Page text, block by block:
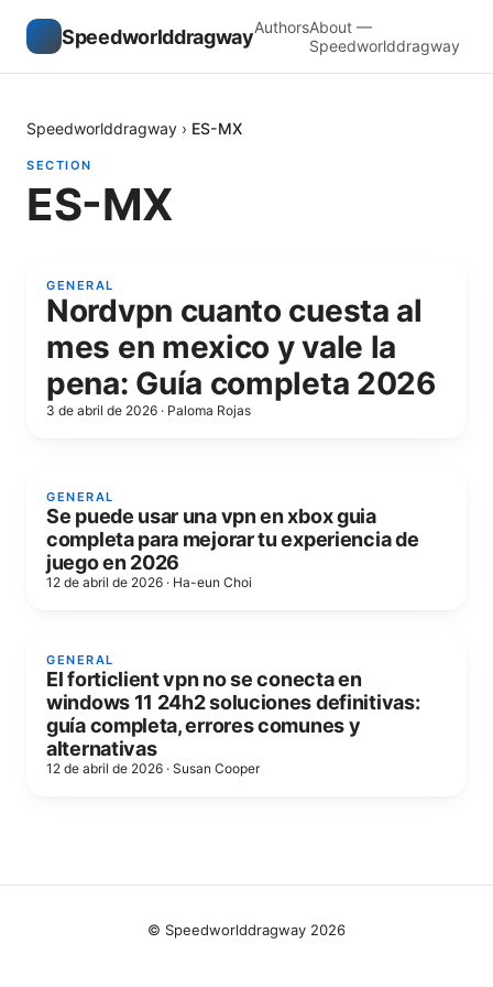
SpeedworlddragwayAuthorsAbout —
Speedworlddragway
Speedworlddragway › ES-MX
SECTION
ES-MX
GENERAL
Nordvpn cuanto cuesta al
mes en mexico y vale la
pena: Guía completa 2026
3 de abril de 2026 · Paloma Rojas
GENERAL
Se puede usar una vpn en xbox guia
completa para mejorar tu experiencia de
juego en 2026
12 de abril de 2026 · Ha-eun Choi
GENERAL
El forticlient vpn no se conecta en
windows 11 24h2 soluciones definitivas:
guía completa, errores comunes y
alternativas
12 de abril de 2026 · Susan Cooper
© Speedworlddragway 2026